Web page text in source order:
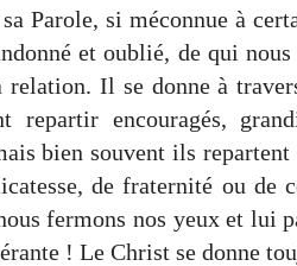
Parole, si méconnue à
et oublié, de qui nous
Il se donne à
repartir encouragés,
bien souvent ils
de fraternité ou de
fermons nos yeux et lui
! Le Christ se donne